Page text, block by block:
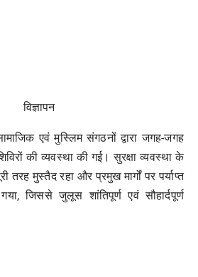
विज्ञापन
एवं मुस्लिम संगठनों द्वारा जगह-जगह
की व्यवस्था की गई। सुरक्षा व्यवस्था के
तरह मुस्तैद रहा और प्रमुख मार्गों पर पर्याप्त
जिससे जुलूस शांतिपूर्ण एवं सौहार्दपूर्ण